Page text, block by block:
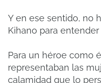
Y en ese sentido, no
Kihano para
Para un héroe como
representaban las
calamidad que lo